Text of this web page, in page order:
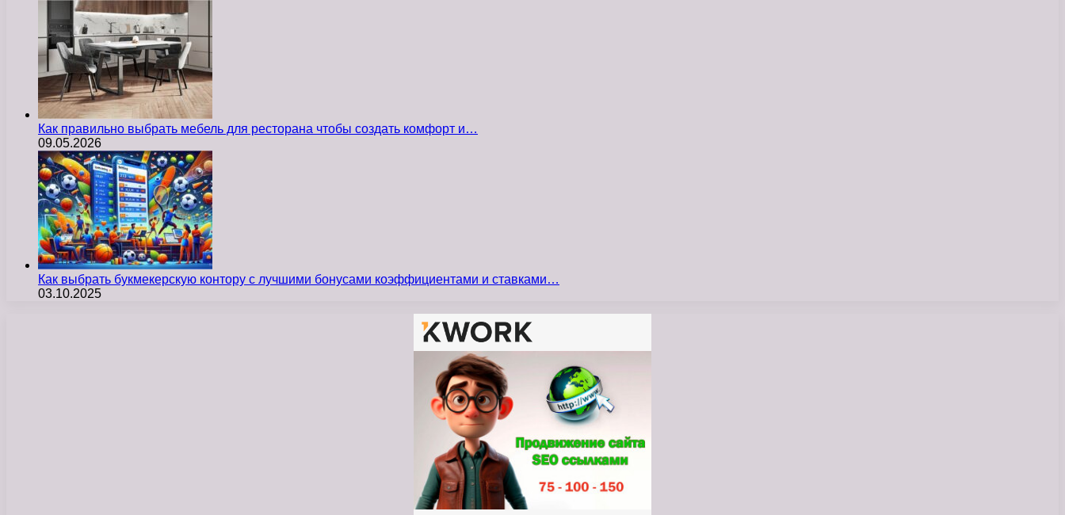
Как правильно выбрать мебель для ресторана чтобы создать комфорт и…
09.05.2026
Как выбрать букмекерскую контору с лучшими бонусами коэффициентами и ставками…
03.10.2025